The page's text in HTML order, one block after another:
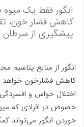
انگور فقط یک
کاهش فشار خون،
پیشگیری از
انگور از منابع
کاهش فشارخون خواهد
اختلال حواس و
خصوص در افرادی که
خوردن انگور می‌تواند